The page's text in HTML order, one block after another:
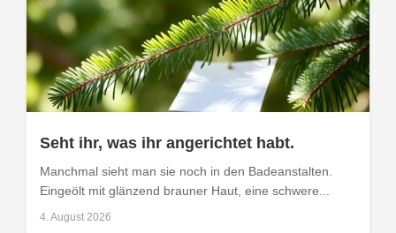
Seht ihr, was ihr angerichtet habt.
Manchmal sieht man sie noch in den Badeanstalten.
Eingeölt mit glänzend brauner Haut, eine schwere...
4. August 2026